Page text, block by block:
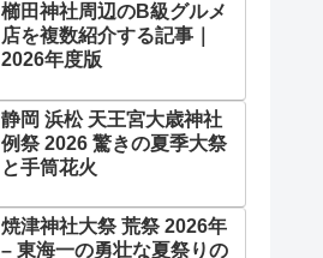
櫛田神社周辺のB級グルメ
店を複数紹介する記事｜
2026年度版
静岡 浜松 天王宮大歳神社
例祭 2026 驚きの夏季大祭
と手筒花火
焼津神社大祭 荒祭 2026年
– 東海一の勇壮な夏祭りの